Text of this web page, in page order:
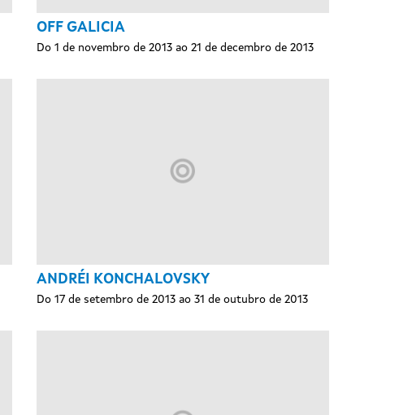
OFF GALICIA
Do 1 de novembro de 2013 ao 21 de decembro de 2013
ANDRÉI KONCHALOVSKY
Do 17 de setembro de 2013 ao 31 de outubro de 2013